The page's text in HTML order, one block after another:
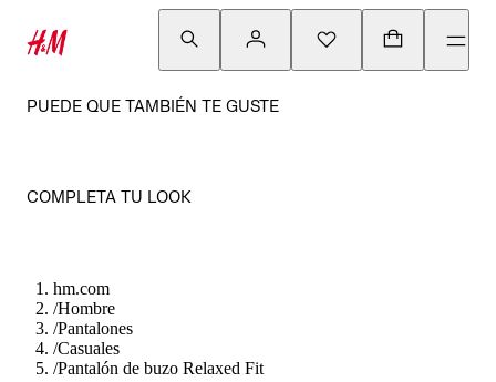
PUEDE QUE TAMBIÉN TE GUSTE
COMPLETA TU LOOK
hm.com
/Hombre
/Pantalones
/Casuales
/Pantalón de buzo Relaxed Fit